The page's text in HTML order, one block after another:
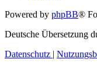
Powered by phpBB®
Deutsche Übersetzung
Datenschutz |